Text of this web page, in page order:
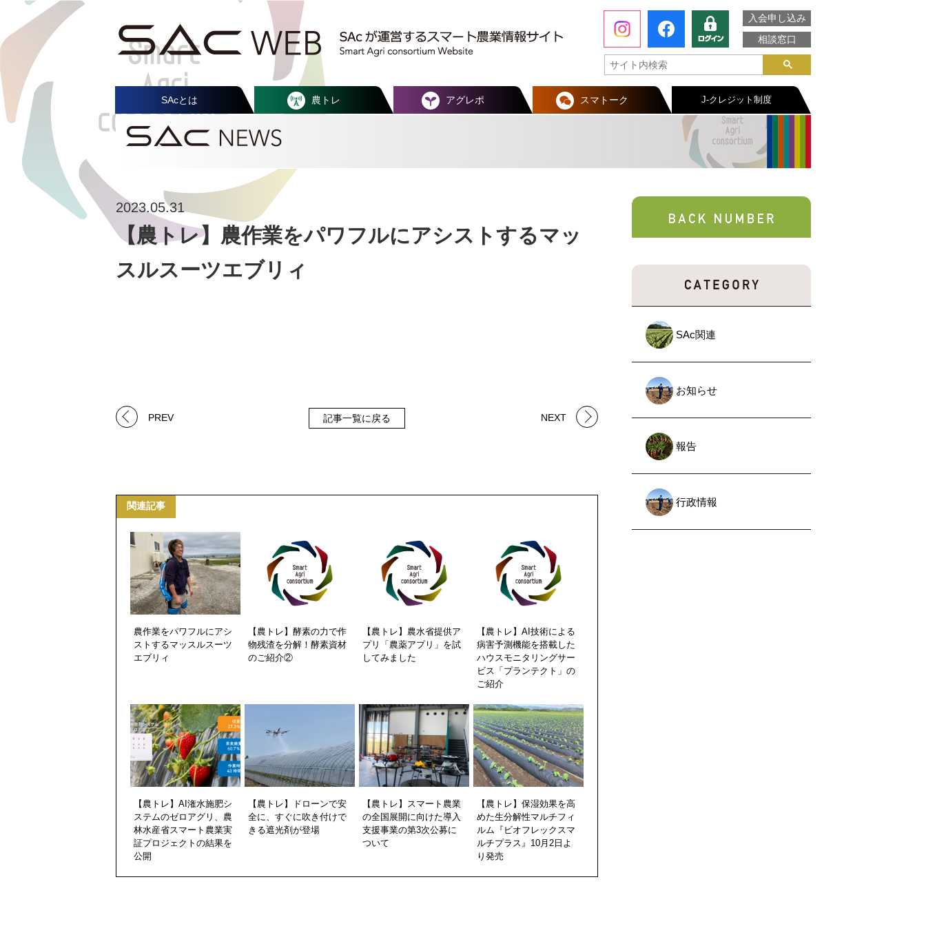
入会申し込み
相談窓口
SAcとは 農トレ アグレポ スマトーク J-クレジット制度
SAc関連
お知らせ
報告
行政情報
2023.05.31
【農トレ】農作業をパワフルにアシストするマッ
スルスーツエブリィ
PREV 記事一覧に戻る NEXT
関連記事
農作業をパワフルにアシ
ストするマッスルスーツ
エブリィ
【農トレ】酵素の力で作
物残渣を分解！酵素資材
のご紹介②
【農トレ】農水省提供ア
プリ「農薬アプリ」を試
してみました
【農トレ】AI技術による
病害予測機能を搭載した
ハウスモニタリングサー
ビス「プランテクト」の
ご紹介
【農トレ】AI潅水施肥シ
ステムのゼロアグリ、農
林水産省スマート農業実
証プロジェクトの結果を
公開
【農トレ】ドローンで安
全に、すぐに吹き付けで
きる遮光剤が登場
【農トレ】スマート農業
の全国展開に向けた導入
支援事業の第3次公募に
ついて
【農トレ】保湿効果を高
めた生分解性マルチフィ
ルム『ビオフレックスマ
ルチプラス』10月2日よ
り発売